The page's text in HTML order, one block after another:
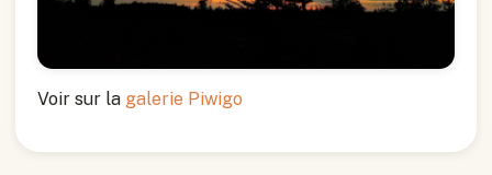
Voir sur la galerie Piwigo